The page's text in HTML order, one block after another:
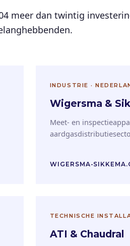
meer dan twintig
INDUSTRIE ·
Wigersma &
Meet- en
WIGERSMA-
TECHNISCHE
ATI & Chaudral